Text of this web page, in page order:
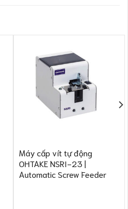
Máy cấp vít tự động
OHTAKE NSRI-23 |
Automatic Screw Feeder